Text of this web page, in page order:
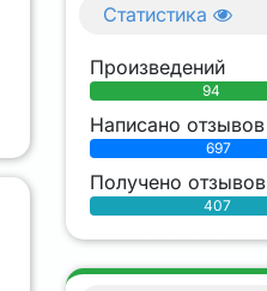
Статистика
Произведений
94
Написано отзывов
697
Получено отзывов
407